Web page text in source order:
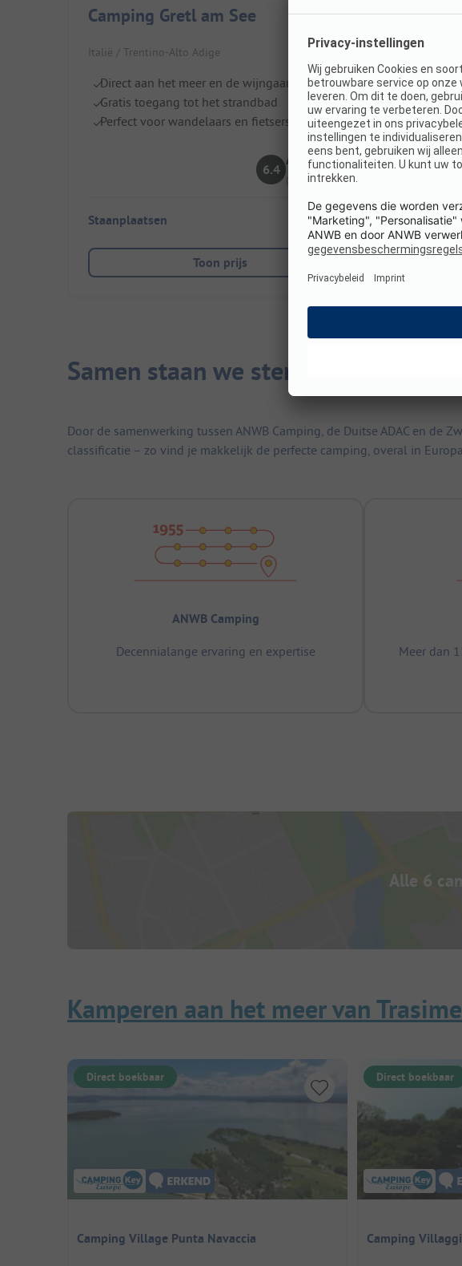
Camping Gretl am See
Italië / Trentino-Alto Adige
Direct aan het meer en de wijngaarden
Gratis toegang tot het strandbad
Perfect voor wandelaars en fietsers
6.4
Aangenaam
(8 Recensies)
Staanplaatsen 80
Toon prijs
Italië /
Ideaal
Perfect
Samen staan we sterker
Door de samenwerking tussen ANWB Camping, de Duitse ADAC en
classificatie – zo vind je makkelijk de perfecte camping, overal in Europa.
ANWB Camping
Decennialange ervaring en expertise
Meer dan
Alle 6
Kamperen aan het meer van
Direct boekbaar
Camping Village Punta Navaccia
Direct boekbaar
Camping